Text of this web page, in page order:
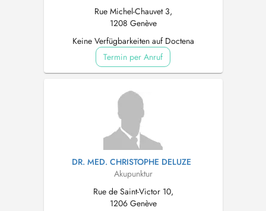
Rue Michel-Chauvet 3,
1208 Genève
Keine Verfügbarkeiten auf Doctena
Termin per Anruf
DR. MED. CHRISTOPHE DELUZE
Akupunktur
Rue de Saint-Victor 10,
1206 Genève